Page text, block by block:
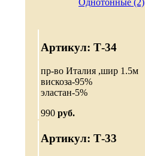
Артикул: Т-34
пр-во Италия ,шир 1.5м
вискоза-95%
эластан-5%
990 руб.
Артикул: Т-33